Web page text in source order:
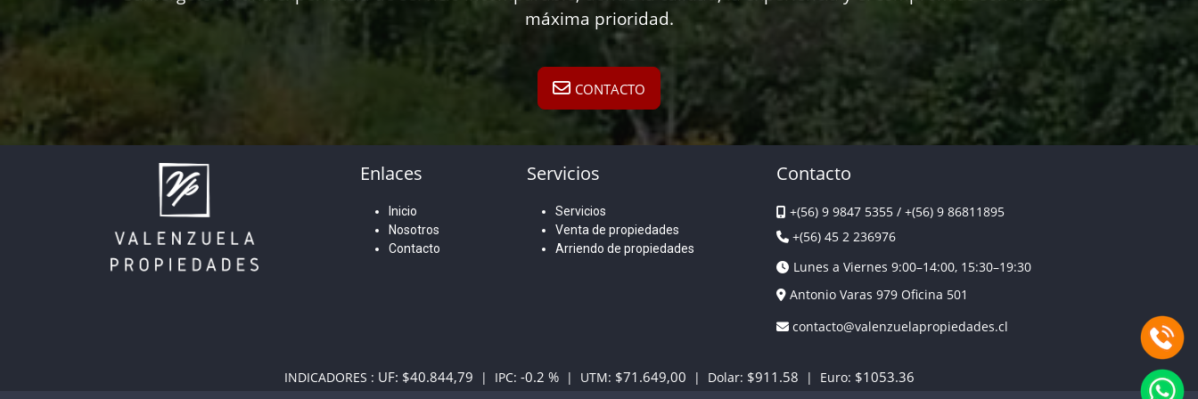
máxima prioridad.
CONTACTO
Enlaces
Inicio
Nosotros
Contacto
Servicios
Servicios
Venta de propiedades
Arriendo de propiedades
Contacto
+(56) 9 9847 5355/ +(56) 9 86811895
+(56) 45 2 236976
Lunes a Viernes 9:00–14:00, 15:30–19:30
Antonio Varas 979 Oficina 501
contacto@valenzuelapropiedades.cl
INDICADORES : UF: $40.844,79 | IPC: -0.2 %| UTM: $71.649,00 | Dolar: $911.58 | Euro: $1053.36
¿Conviene comprar o arrendar en mi caso?
Buscar propiedad
👉 ¿Qué gastos extra debo considerar?
👉 Ajustar presupuesto